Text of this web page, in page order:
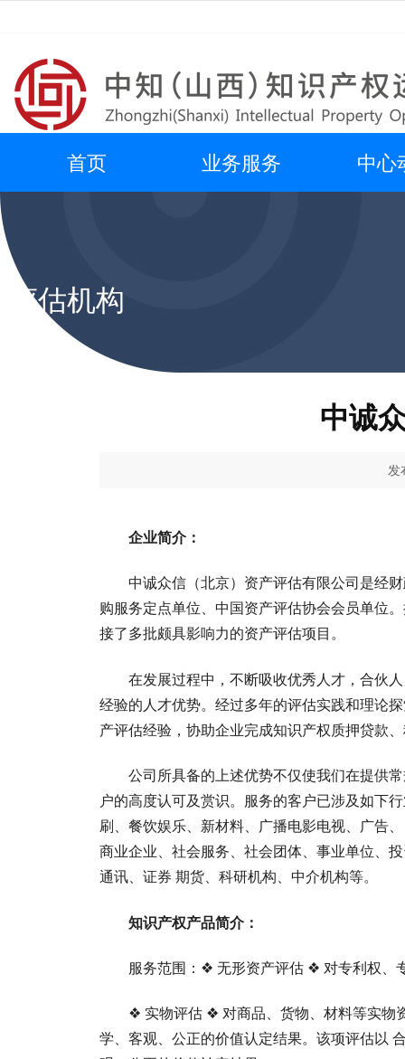
首页 业务服务 中心
评估机构
中诚
发
企业简介：
中诚众信（北京）资产评估有限公司是经
购服务定点单位、中国资产评估协会会员单位
接了多批颇具影响力的资产评估项目。
在发展过程中，不断吸收优秀人才，合伙
经验的人才优势。经过多年的评估实践和理论
产评估经验，协助企业完成知识产权质押贷款
公司所具备的上述优势不仅使我们在提供
户的高度认可及赏识。服务的客户已涉及如下
刷、餐饮娱乐、新材料、广播电影电视、广告
商业企业、社会服务、社会团体、事业单位、
通讯、证券 期货、科研机构、中介机构等。
知识产权产品简介：
服务范围：❖ 无形资产评估 ❖ 对专利权、
❖ 实物评估 ❖ 对商品、货物、材料等实物
学、客观、公正的价值认定结果。该项评估以